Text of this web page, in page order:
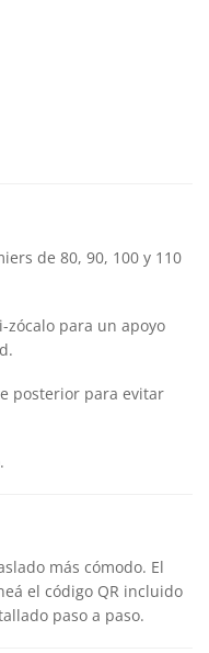
de 80, 90, 100 y 110
zócalo para un apoyo
posterior para evitar
más cómodo. El
el código QR incluido
paso a paso.